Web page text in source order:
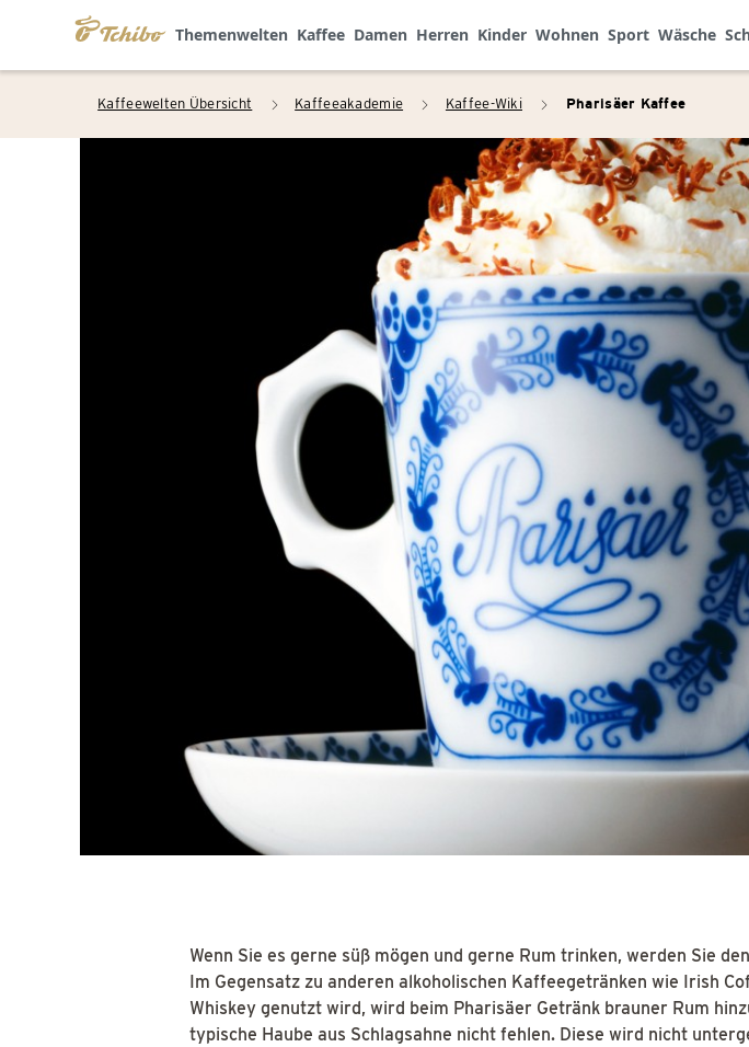
Themenwelten Kaffee Damen Herren Kinder Wohnen Sport Wäsche
Kaffeewelten Übersicht arrow_right Kaffeeakademie arrow_right Kaffee-Wiki arrow_right Pharisäer Kaffee
Wenn Sie es gerne süß mögen und gerne Rum trinken, werden Sie
Im Gegensatz zu anderen alkoholischen Kaffeegetränken wie Irish
Whiskey genutzt wird, wird beim Pharisäer Getränk brauner Rum
typische Haube aus Schlagsahne nicht fehlen. Diese wird nicht